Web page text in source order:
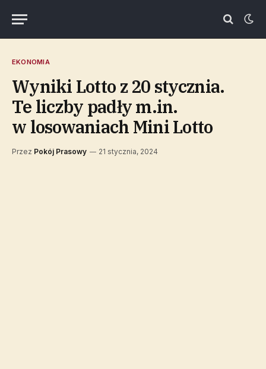
EKONOMIA
Wyniki Lotto z 20 stycznia.
Te liczby padły m.in.
w losowaniach Mini Lotto
Przez Pokój Prasowy 21 stycznia, 2024